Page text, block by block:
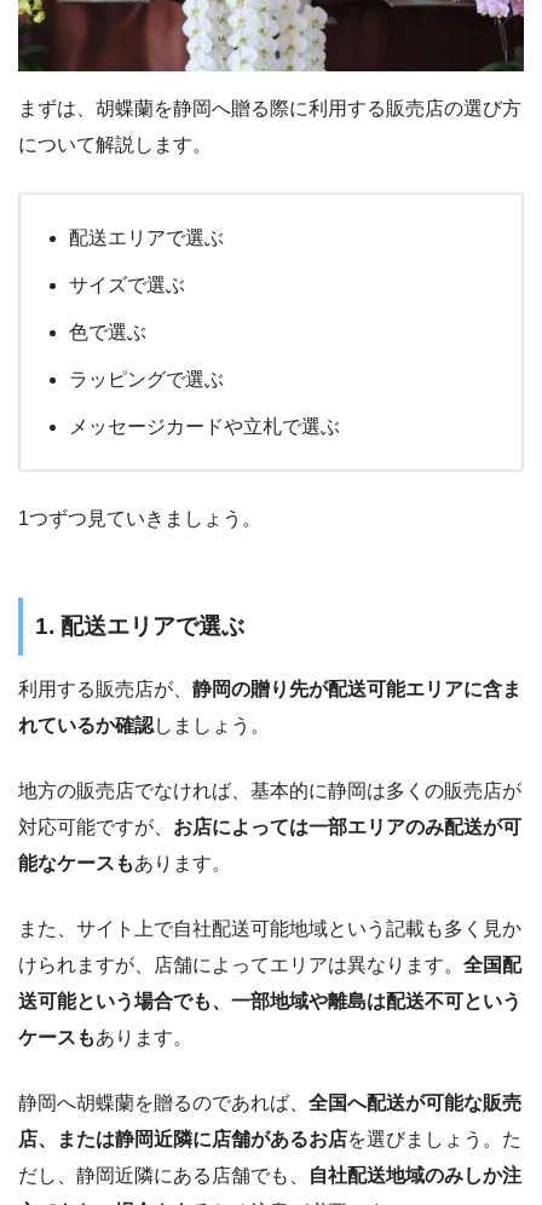
まずは、胡蝶蘭を静岡へ贈る際に利用する販売店の選び方
について解説します。
配送エリアで選ぶ
サイズで選ぶ
色で選ぶ
ラッピングで選ぶ
メッセージカードや立札で選ぶ
1つずつ見ていきましょう。
1. 配送エリアで選ぶ
利用する販売店が、 静岡の贈り先が配送可能エリアに含ま
れているか確認しましょう。
地方の販売店でなければ、基本的に静岡は多くの販売店が
対応可能ですが、 お店によっては一部エリアのみ配送が可
能なケースもあります。
また、サイト上で自社配送可能地域という記載も多く見か
けられますが、店舗によってエリアは異なります。 全国配
送可能という場合でも、一部地域や離島は配送不可という
ケースもあります。
静岡へ胡蝶蘭を贈るのであれば、 全国へ配送が可能な販売
店、または静岡近隣に店舗があるお店を選びましょう。た
だし、静岡近隣にある店舗でも、
自社配送地域のみしか注